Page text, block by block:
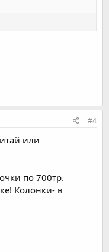
#4
или
по 700тр.
Колонки- в